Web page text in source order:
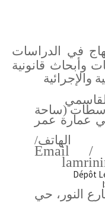
في الدراسات
وأبحاث قانونية
والإجرائية
سطات (ساحة
عمارة عمر
الهاتف/
/
Email
Dépôt
النور، حي